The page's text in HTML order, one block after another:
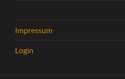
Impressum
Login